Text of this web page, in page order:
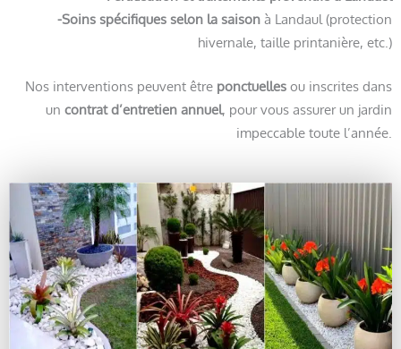
-Soins spécifiques selon la saison à Landaul (protection
hivernale, taille printanière, etc.)
Nos interventions peuvent être ponctuelles ou inscrites dans
un contrat d’entretien annuel, pour vous assurer un jardin
impeccable toute l’année.